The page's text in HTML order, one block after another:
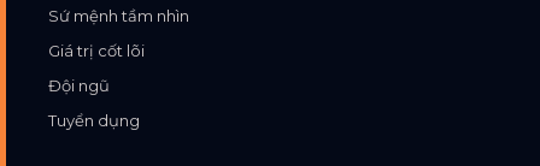
Sứ mệnh tầm nhìn
Giá trị cốt lõi
Đội ngũ
Tuyển dụng